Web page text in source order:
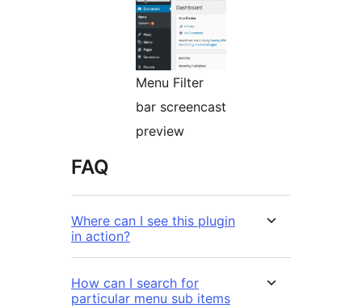
Menu Filter
bar screencast
preview
FAQ
Where can I see this plugin
in action?
How can I search for
particular menu sub items